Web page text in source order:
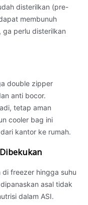
disterilkan (pre-
membunuh
perlu disterilkan
double zipper
anti bocor.
tetap aman
cooler bag ini
kantor ke rumah.
di freezer hingga suhu
asal tidak
dalam ASI.